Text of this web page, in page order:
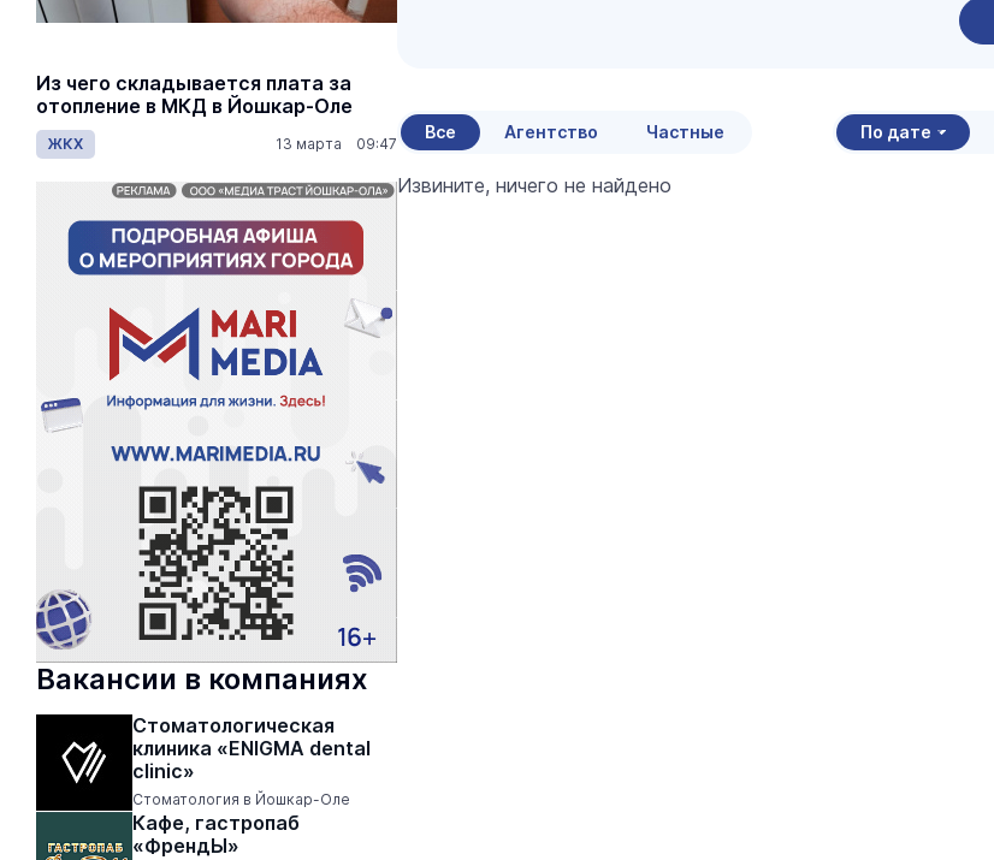
Из чего складывается плата за
отопление в МКД в Йошкар-Оле
ЖКХ 13 марта 09:47 Общество 9 января 12:00
Вакансии в компаниях
Стоматологическая
клиника «ENIGMA dental
clinic»
Стоматология в Йошкар-Оле
Кафе, гастропаб
«ФрендЫ»
Все Агентство Частные По дате
Извините, ничего не найдено